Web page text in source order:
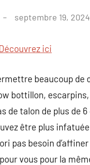
septembre 19, 2024
ici
beaucoup
bottillon,
de talon de plus de
être plus
pas besoin
vous pour la